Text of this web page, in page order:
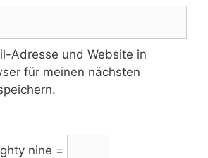
Adresse und Website in
für meinen nächsten
nine =